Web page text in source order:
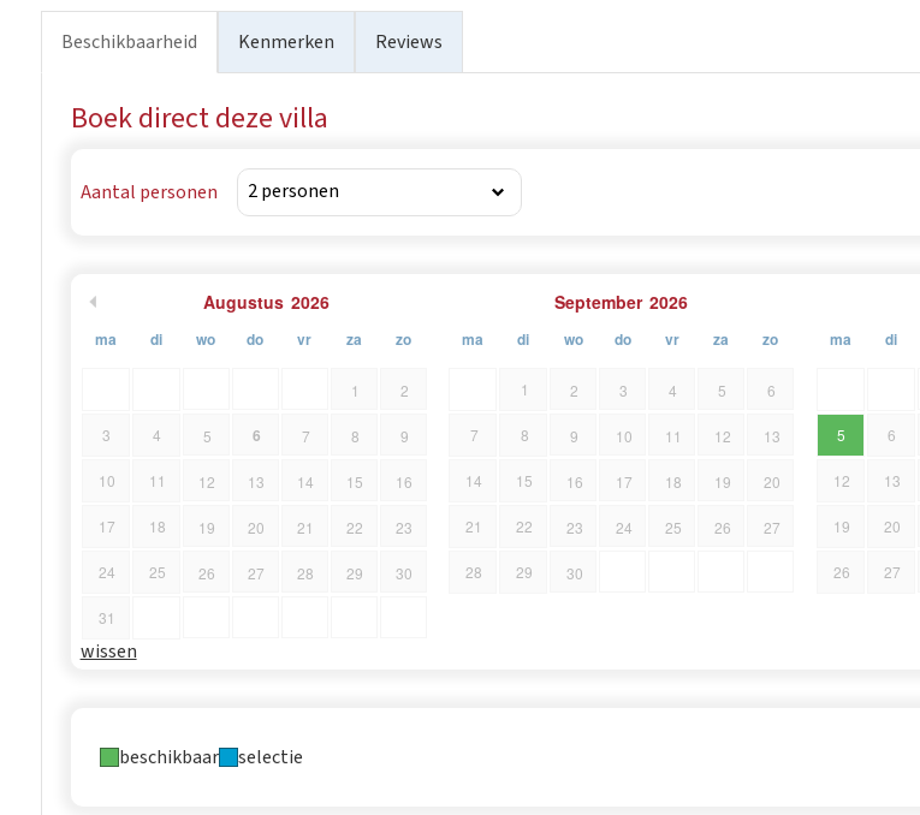
eiland Brač te maken.
Beschikbaarheid Kenmerken Reviews
Boek direct deze villa
Aantal personen
Augustus 2026
ma di wo do vr za zo
1 2
3 4 5 6 7 8 9
10 11 12 13 14 15 16
17 18 19 20 21 22 23
24 25 26 27 28 29 30
31
September 2026
ma di wo do vr za zo
1 2 3 4 5 6
7 8 9 10 11 12 13
14 15 16 17 18 19 20
21 22 23 24 25 26 27
28 29 30
ma di
5 6
12 13
19 20
26 27
wissen
beschikbaar selectie